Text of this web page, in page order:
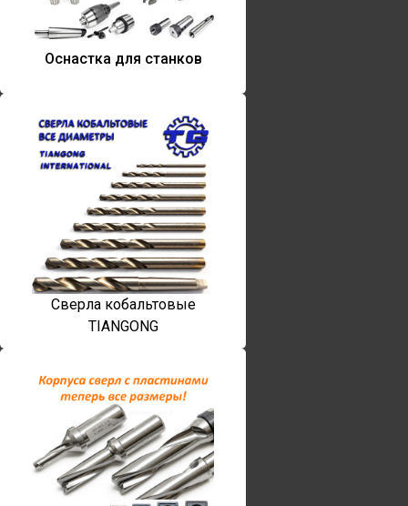
Оснастка для станков
Сверла кобальтовые
TIANGONG